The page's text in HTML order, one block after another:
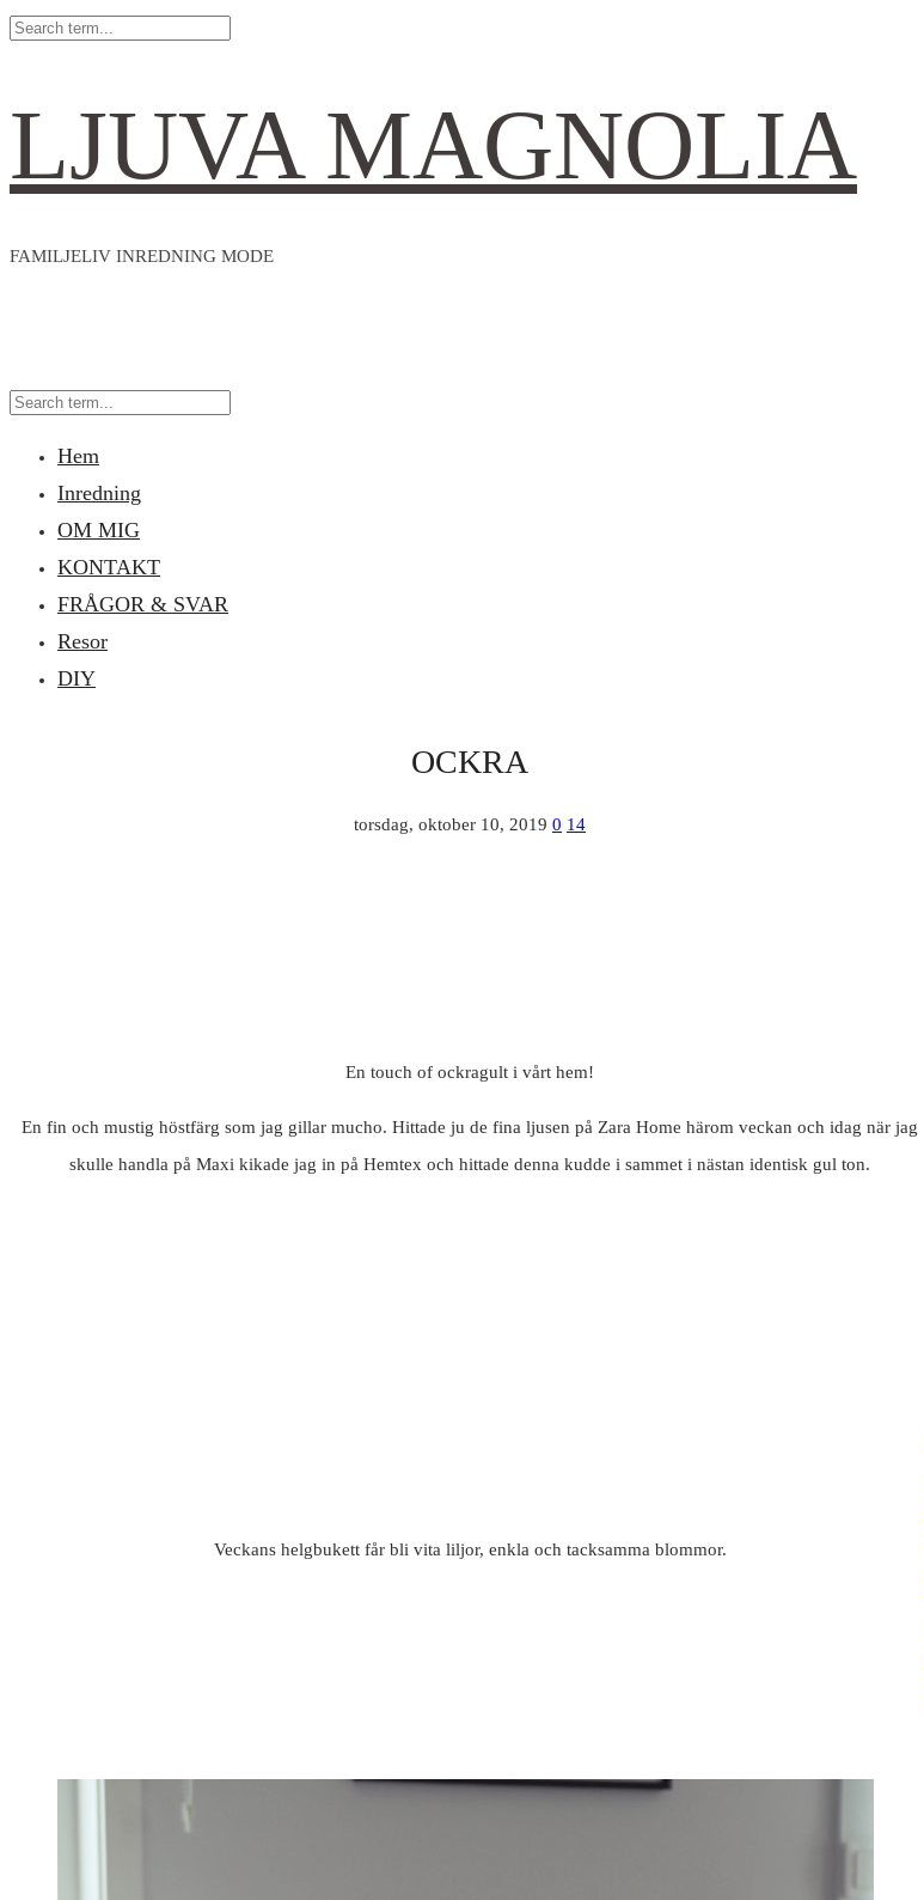
LJUVA MAGNOLIA
FAMILJELIV INREDNING MODE
Hem
Inredning
OM MIG
KONTAKT
FRÅGOR & SVAR
Resor
DIY
OCKRA
torsdag, oktober 10, 2019 0 14
En touch of ockragult i vårt hem!
En fin och mustig höstfärg som jag gillar mucho. Hittade ju de fina ljusen på Zara Home härom veckan och idag när jag
skulle handla på Maxi kikade jag in på Hemtex och hittade denna kudde i sammet i nästan identisk gul ton.
Veckans helgbukett får bli vita liljor, enkla och tacksamma blommor.